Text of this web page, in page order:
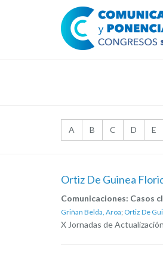
A B C D E
Ortiz De Guinea
Comunicaciones: Casos
Griñan Belda, Aroa; Ortiz De
X Jornadas de